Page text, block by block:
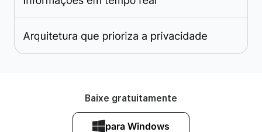
Baixe gratuitamente
para Windows